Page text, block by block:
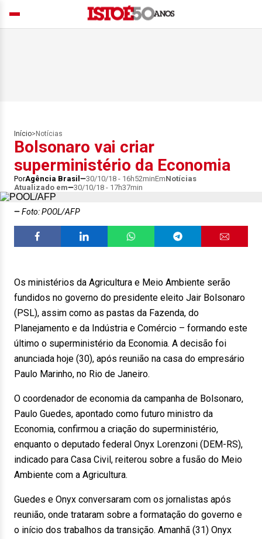
Início> Notícias
Bolsonaro vai criar
superministério da Economia
PorAgência Brasil 30/10/18 - 16h52minEmNotícias
Atualizado em
30/10/18 - 17h37min
Foto: POOL/AFP
Os ministérios da Agricultura e Meio Ambiente serão
fundidos no governo do presidente eleito Jair Bolsonaro
(PSL), assim como as pastas da Fazenda, do
Planejamento e da Indústria e Comércio – formando este
último o superministério da Economia. A decisão foi
anunciada hoje (30), após reunião na casa do empresário
Paulo Marinho, no Rio de Janeiro.
O coordenador de economia da campanha de Bolsonaro,
Paulo Guedes, apontado como futuro ministro da
Economia, confirmou a criação do superministério,
enquanto o deputado federal Onyx Lorenzoni (DEM-RS),
indicado para Casa Civil, reiterou sobre a fusão do Meio
Ambiente com a Agricultura.
Guedes e Onyx conversaram com os jornalistas após
reunião, onde trataram sobre a formatação do governo e
o início dos trabalhos da transição. Amanhã (31) Onyx